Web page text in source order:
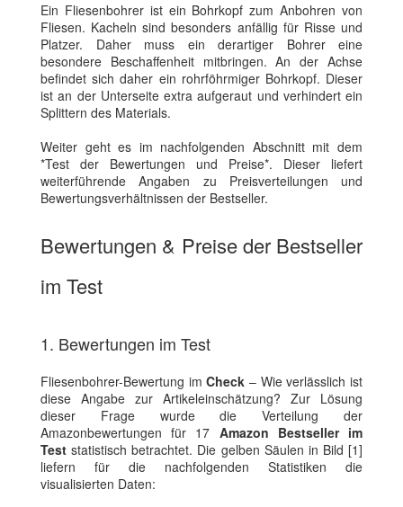
Ein Fliesenbohrer ist ein Bohrkopf zum Anbohren von
Fliesen. Kacheln sind besonders anfällig für Risse und
Platzer. Daher muss ein derartiger Bohrer eine
besondere Beschaffenheit mitbringen. An der Achse
befindet sich daher ein rohrföhrmiger Bohrkopf. Dieser
ist an der Unterseite extra aufgeraut und verhindert ein
Splittern des Materials.
Weiter geht es im nachfolgenden Abschnitt mit dem
*Test der Bewertungen und Preise*. Dieser liefert
weiterführende Angaben zu Preisverteilungen und
Bewertungsverhältnissen der Bestseller.
Bewertungen & Preise der Bestseller
im Test
1. Bewertungen im Test
Fliesenbohrer-Bewertung imCheck – Wie verlässlich ist
diese Angabe zur Artikeleinschätzung? Zur Lösung
dieser Frage wurde die Verteilung der
Amazonbewertungen für 17 Amazon Bestseller im
Test statistisch betrachtet. Die gelben Säulen in Bild [1]
liefern für die nachfolgenden Statistiken die
visualisierten Daten: